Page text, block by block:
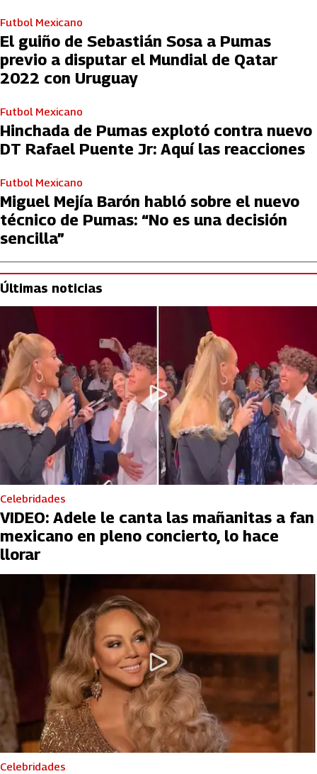
Futbol Mexicano
El guiño de Sebastián Sosa a Pumas
previo a disputar el Mundial de Qatar
2022 con Uruguay
Futbol Mexicano
Hinchada de Pumas explotó contra nuevo
DT Rafael Puente Jr: Aquí las reacciones
Futbol Mexicano
Miguel Mejía Barón habló sobre el nuevo
técnico de Pumas: “No es una decisión
sencilla”
Últimas noticias
Celebridades
VIDEO: Adele le canta las mañanitas a fan
mexicano en pleno concierto, lo hace
llorar
Celebridades